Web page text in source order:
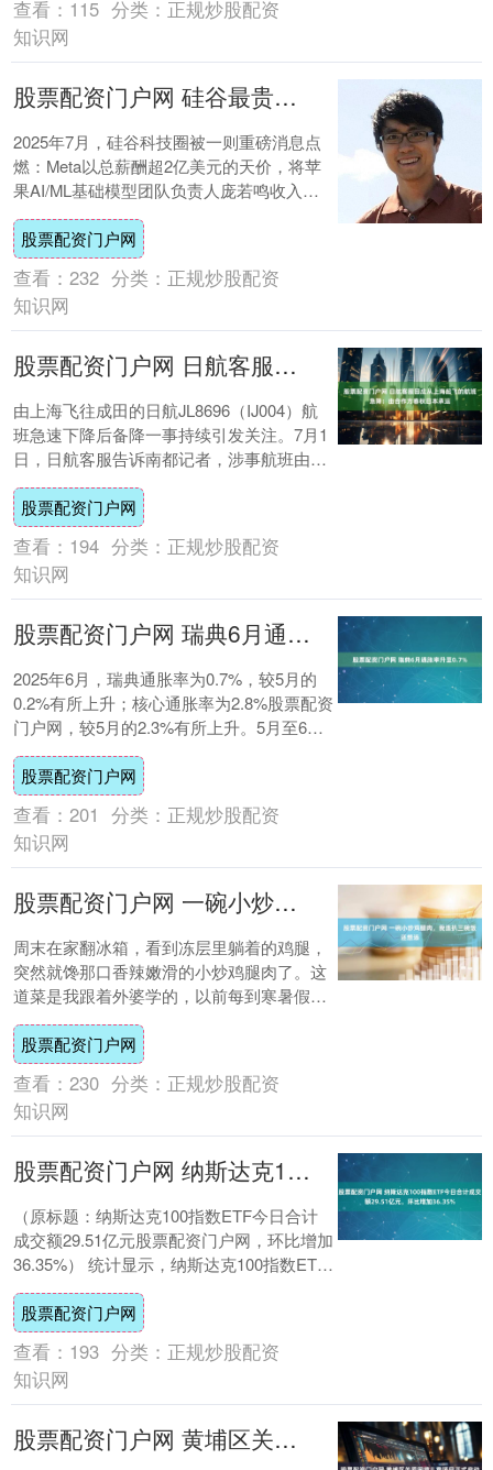
查看： 115 分类： 正规炒股配资
知识网
股票配资门户网 硅谷最贵华人！薪酬2亿美元直追C罗！扎克伯格挖走AI大牛庞若鸣
2025年7月，硅谷科技圈被一则重磅消息点
燃：Meta以总薪酬超2亿美元的天价，将苹
果AI/ML基础模型团队负责人庞若鸣收入麾
下。这一数字不仅远超苹果CEO库克....
股票配资门户网
查看： 232 分类： 正规炒股配资
知识网
股票配资门户网 日航客服回应从上海起飞的航班急降：由合作方春秋日本承运
由上海飞往成田的日航JL8696（IJ004）航
班急速下降后备降一事持续引发关注。7月1
日，日航客服告诉南都记者，涉事航班由春
秋航空日本株式会社实际承运，“该航....
股票配资门户网
查看： 194 分类： 正规炒股配资
知识网
股票配资门户网 瑞典6月通胀率升至0.7%
2025年6月，瑞典通胀率为0.7%，较5月的
0.2%有所上升；核心通胀率为2.8%股票配资
门户网，较5月的2.3%有所上升。5月至6
月，瑞燃油、汽车租赁和交通....
股票配资门户网
查看： 201 分类： 正规炒股配资
知识网
股票配资门户网 一碗小炒鸡腿肉，我连扒三碗饭还想添
周末在家翻冰箱，看到冻层里躺着的鸡腿，
突然就馋那口香辣嫩滑的小炒鸡腿肉了。这
道菜是我跟着外婆学的，以前每到寒暑假股
票配资门户网，外婆总会在厨房支起小锅，
滋啦一声....
股票配资门户网
查看： 230 分类： 正规炒股配资
知识网
股票配资门户网 纳斯达克100指数ETF今日合计成交额29.51亿元，环比增加36.35%
（原标题：纳斯达克100指数ETF今日合计
成交额29.51亿元股票配资门户网，环比增加
36.35%） 统计显示，纳斯达克100指数ETF
今日合计成交额29.51....
股票配资门户网
查看： 193 分类： 正规炒股配资
知识网
股票配资门户网 黄埔区关爱困境儿童项目正式启动